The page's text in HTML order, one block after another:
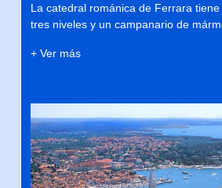
La catedral románica de Ferrara
tres niveles y un campanario de
+ Ver más